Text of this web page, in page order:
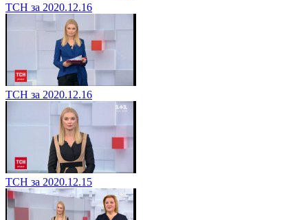
ТСН за 2020.12.16
ТСН за 2020.12.16
ТСН за 2020.12.15